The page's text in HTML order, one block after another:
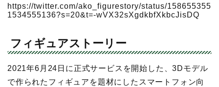
https://twitter.com/ako_figurestory/status/158655355
1534555136?s=20&t=-wVX32sXgdkbfXkbcJisDQ
フィギュアストーリー
2021年6月24日に正式サービスを開始した、3Dモデル
で作られたフィギュアを題材にしたスマートフォン向